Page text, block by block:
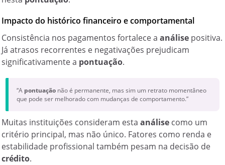
Impacto do histórico financeiro e comportamental
Consistência nos pagamentos fortalece aanálise positiva.
Já atrasos recorrentes e negativações prejudicam
significativamente a pontuação.
“A pontuação não é permanente, mas sim um retrato momentâneo
que pode ser melhorado com mudanças de comportamento.”
Muitas instituições consideram estaanálise como um
critério principal, mas não único. Fatores como renda e
estabilidade profissional também pesam na decisão de
crédito.